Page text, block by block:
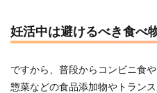
妊活中は避けるべき食べ
ですから、普段からコンビニ食
惣菜などの食品添加物やトラン